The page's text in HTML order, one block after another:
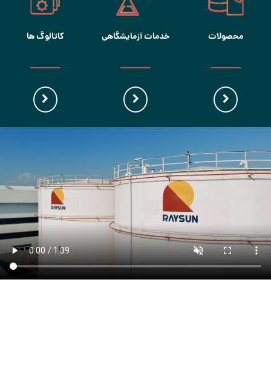
محصولات خدمات آزمایشگاهی کاتالوگ ها